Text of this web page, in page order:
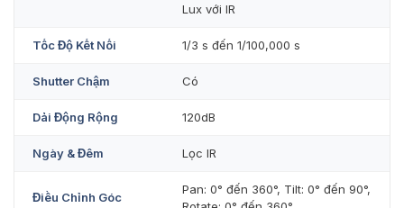
Lux với IR
Tốc Độ Kết Nối 1/3 s đến 1/100,000 s
Shutter Chậm Có
Dải Động Rộng 120dB
Ngày & Đêm Lọc IR
Điều Chỉnh Góc
Pan: 0° đến 360°, Tilt: 0° đến 90°,